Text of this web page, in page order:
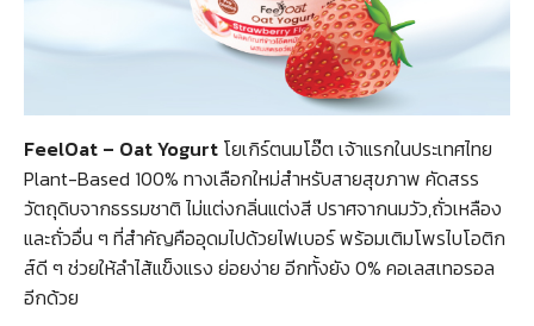
FeelOat – Oat Yogurt โยเกิร์ตนมโอ๊ต เจ้าแรกในประเทศไทย
Plant-Based 100% ทางเลือกใหม่สำหรับสายสุขภาพ คัดสรร
วัตถุดิบจากธรรมชาติ ไม่แต่งกลิ่นแต่งสี ปราศจากนมวัว,ถั่วเหลือง
และถั่วอื่น ๆ ที่สำคัญคืออุดมไปด้วยไฟเบอร์ พร้อมเติมโพรไบโอติก
ส์ดี ๆ ช่วยให้ลำไส้แข็งแรง ย่อยง่าย อีกทั้งยัง 0% คอเลสเทอรอล
อีกด้วย